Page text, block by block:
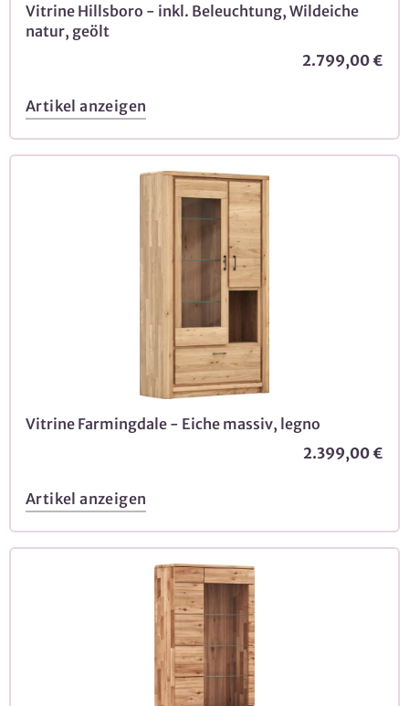
Vitrine Hillsboro - inkl. Beleuchtung, Wildeiche
natur, geölt
2.799,00 €
Artikel anzeigen
Vitrine Farmingdale - Eiche massiv, legno
2.399,00 €
Artikel anzeigen